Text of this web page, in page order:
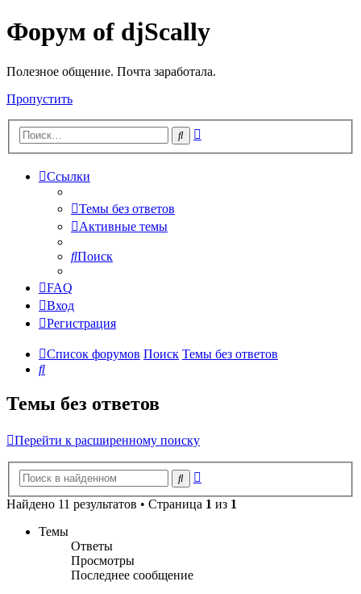
Форум of djScally
Полезное общение. Почта заработала.
Пропустить
Поиск
Ссылки
Темы без ответов
Активные темы
Поиск
FAQ
Вход
Регистрация
Список форумов Поиск Темы без ответов
Поиск
Темы без ответов
Перейти к расширенному поиску
Поиск
Найдено 11 результатов • Страница 1 из 1
Темы
Ответы
Просмотры
Последнее сообщение